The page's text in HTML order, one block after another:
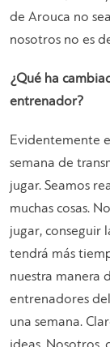
de Arouca no
nosotros no es
¿Qué ha
entrenador?
Evidentemente
semana de
jugar. Seamos
muchas cosas.
jugar, conseguir
tendrá más
nuestra manera
entrenadores
una semana.